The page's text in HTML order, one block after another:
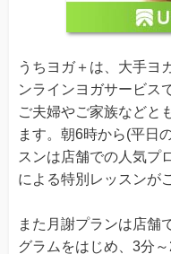
うちヨガ＋は、大手ヨ
ンラインヨガサービス
ご夫婦やご家族などと
ます。朝6時から(平日
スンは店舗での人気プ
による特別レッスンが
また月謝プランは店舗
グラムをはじめ、3分